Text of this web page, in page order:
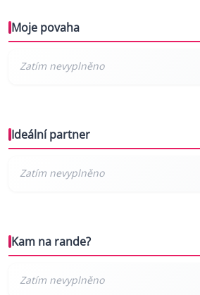
Moje povaha
Ideální partner
Kam na rande?